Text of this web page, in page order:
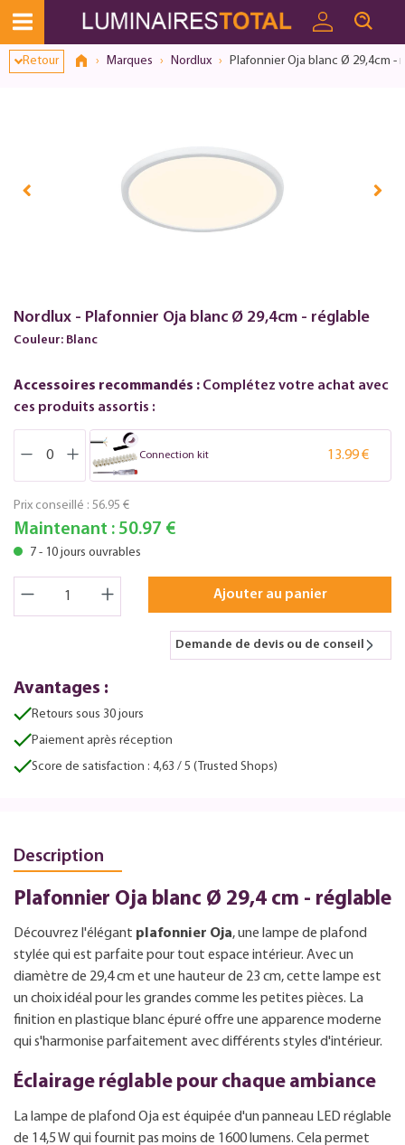
Retour Marques Nordlux Plafonnier Oja blanc Ø 29,4cm -
Nordlux - Plafonnier Oja blanc Ø 29,4cm - réglable
Couleur: Blanc
Accessoires recommandés : Complétez votre achat avec
ces produits assortis :
Connection kit 13.99 €
Prix conseillé : 56.95 €
Maintenant : 50.97 €
7 - 10 jours ouvrables
Ajouter au panier
Demande de devis ou de conseil
Avantages :
Retours sous 30 jours
Paiement après réception
Score de satisfaction : 4,63 / 5 (Trusted Shops)
Description
Plafonnier Oja blanc Ø 29,4 cm - réglable
Découvrez l'élégant plafonnier Oja, une lampe de plafond
stylée qui est parfaite pour tout espace intérieur. Avec un
diamètre de 29,4 cm et une hauteur de 23 cm, cette lampe est
un choix idéal pour les grandes comme les petites pièces. La
finition en plastique blanc épuré offre une apparence moderne
qui s'harmonise parfaitement avec différents styles d'intérieur.
Éclairage réglable pour chaque ambiance
La lampe de plafond Oja est équipée d'un panneau LED réglable
de 14,5 W qui fournit pas moins de 1600 lumens. Cela permet